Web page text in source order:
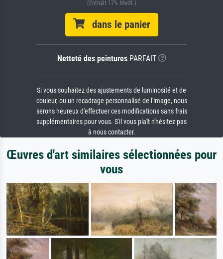
(Enthält 17% MwSt.)
dans le panier
Netteté des peinturesPARFAIT
Si vous souhaitez des ajustements de luminosité et de
couleur, ou un recadrage personnalisé de l'image, nous
serons heureux d'effectuer ces modifications sans frais
supplémentaires pour vous. S'il vous plaît n'hésitez pas
à nous contacter.
Œuvres d'art similaires sélectionnées pour
vous